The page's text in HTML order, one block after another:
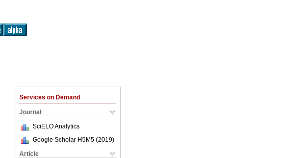
Services on Demand
Journal
SciELO Analytics
Google Scholar H5M5 (2019)
Article